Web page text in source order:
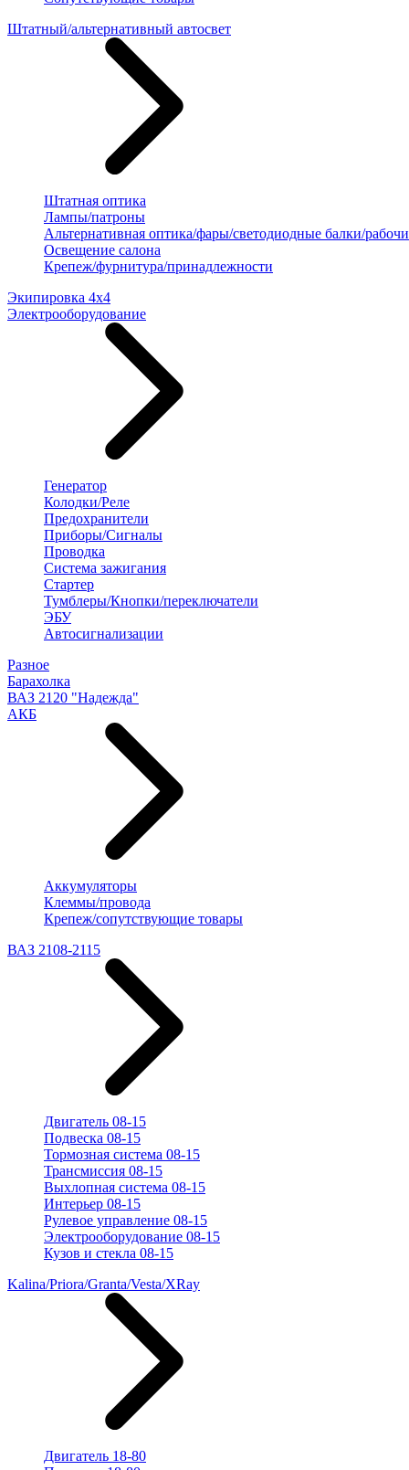
Штатный/альтернативный автосвет
Штатная оптика
Лампы/патроны
Альтернативная оптика/фары/светодиодные балки/
Освещение салона
Крепеж/фурнитура/принадлежности
Экипировка 4х4
Электрооборудование
Генератор
Колодки/Реле
Предохранители
Приборы/Сигналы
Проводка
Система зажигания
Стартер
Тумблеры/Кнопки/переключатели
ЭБУ
Автосигнализации
Разное
Барахолка
ВАЗ 2120 "Надежда"
АКБ
Аккумуляторы
Клеммы/провода
Крепеж/сопутствующие товары
ВАЗ 2108-2115
Двигатель 08-15
Подвеска 08-15
Тормозная система 08-15
Трансмиссия 08-15
Выхлопная система 08-15
Интерьер 08-15
Рулевое управление 08-15
Электрооборудование 08-15
Кузов и стекла 08-15
Kalina/Priora/Granta/Vesta/XRay
Двигатель 18-80